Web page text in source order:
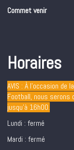
Commet venir
Horaires
AVIS : À l’occasion de
Football, nous serons
jusqu’à 16h00.
Lundi : fermé
Mardi : fermé